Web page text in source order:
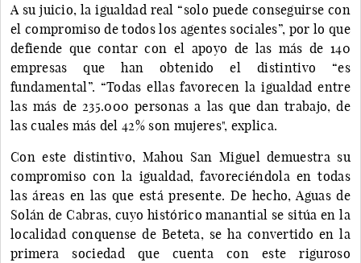
A su juicio, la igualdad real “solo puede conseguirse con
el compromiso de todos los agentes sociales”, por lo que
defiende que contar con el apoyo de las más de 140
empresas que han obtenido el distintivo “es
fundamental”. “Todas ellas favorecen la igualdad entre
las más de 235.000 personas a las que dan trabajo, de
las cuales más del 42% son mujeres", explica.
Con este distintivo, Mahou San Miguel demuestra su
compromiso con la igualdad, favoreciéndola en todas
las áreas en las que está presente. De hecho, Aguas de
Solán de Cabras, cuyo histórico manantial se sitúa en la
localidad conquense de Beteta, se ha convertido en la
primera sociedad que cuenta con este riguroso